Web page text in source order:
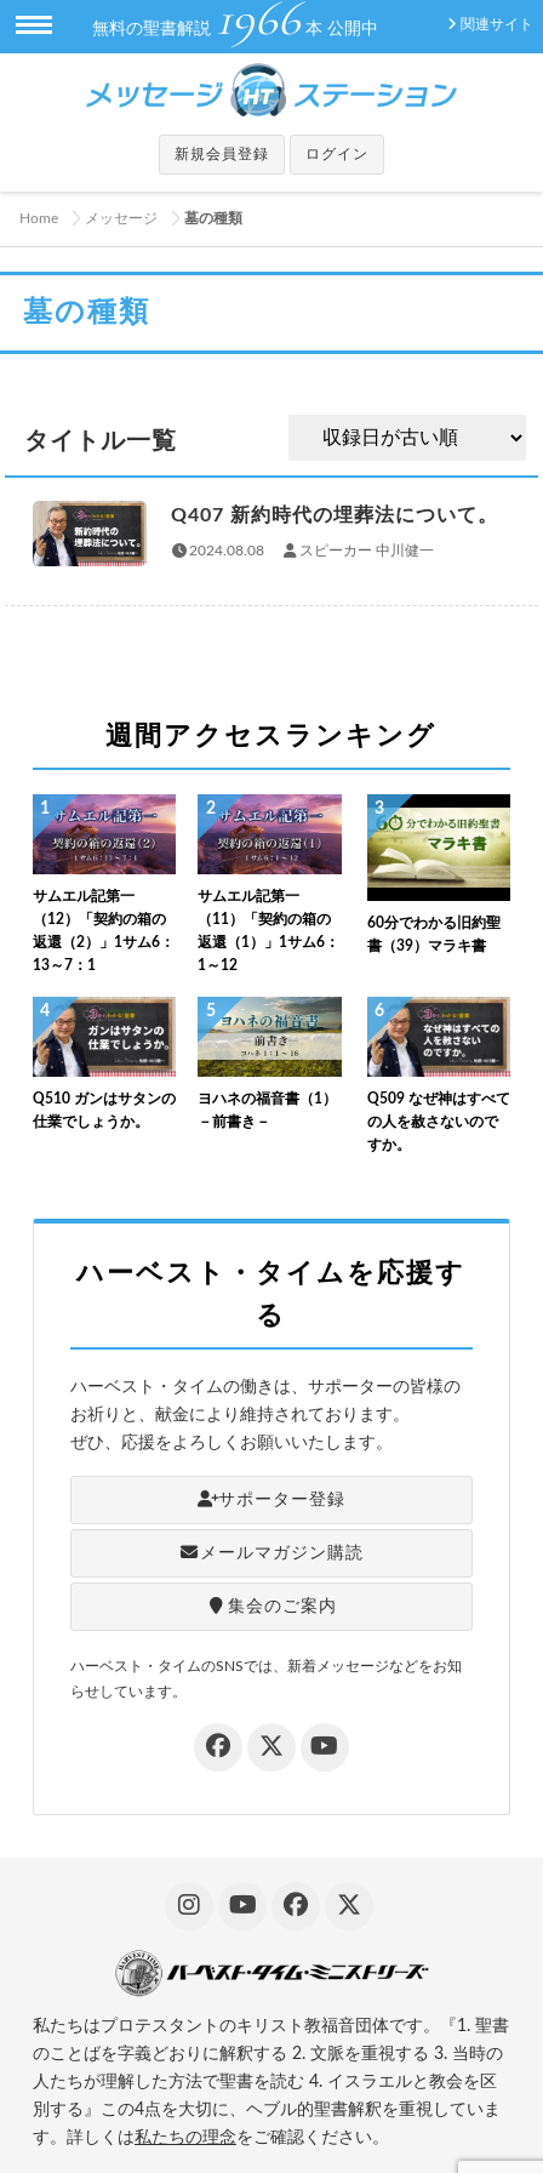
関連サイト
無料の聖書解説 1966 本 公開中
新規会員登録 ログイン
Home メッセージ 墓の種類
墓の種類
タイトル一覧
Q407 新約時代の埋葬法について。
2024.08.08 スピーカー 中川健一
週間アクセスランキング
1
サムエル記第一
（12）「契約の箱の
返還（2）」1サム6：
13～7：1
2
サムエル記第一
（11）「契約の箱の
返還（1）」1サム6：
1～12
3
60分でわかる旧約聖
書（39）マラキ書
4
Q510 ガンはサタンの
仕業でしょうか。
5
ヨハネの福音書（1）
－前書き－
6
Q509 なぜ神はすべて
の人を赦さないので
すか。
ハーベスト・タイムを応援す
る
ハーベスト・タイムの働きは、サポーターの皆様の
お祈りと、献金により維持されております。
ぜひ、応援をよろしくお願いいたします。
サポーター登録
メールマガジン購読
集会のご案内
ハーベスト・タイムのSNSでは、新着メッセージなどをお知
らせしています。
私たちはプロテスタントのキリスト教福音団体です。『1. 聖書
のことばを字義どおりに解釈する 2. 文脈を重視する 3. 当時の
人たちが理解した方法で聖書を読む 4. イスラエルと教会を区
別する』この4点を大切に、ヘブル的聖書解釈を重視していま
す。詳しくは私たちの理念をご確認ください。